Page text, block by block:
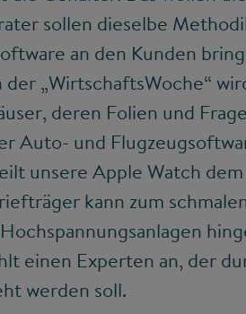
sollen dieselbe
an den Kunden
„WirtschaftsWoche“
deren Folien und
Auto- und
unsere Apple Watch
kann zum
einen Experten an, der
werden soll.